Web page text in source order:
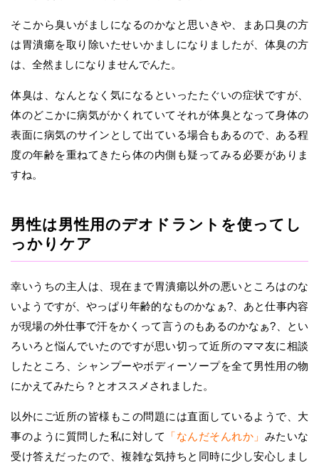
そこから臭いがましになるのかなと思いきや、まあ口臭の方
は胃潰瘍を取り除いたせいかましになりましたが、体臭の方
は、全然ましになりませんでんた。
体臭は、なんとなく気になるといったたぐいの症状ですが、
体のどこかに病気がかくれていてそれが体臭となって身体の
表面に病気のサインとして出ている場合もあるので、ある程
度の年齢を重ねてきたら体の内側も疑ってみる必要がありま
すね。
男性は男性用のデオドラントを使ってし
っかりケア
幸いうちの主人は、現在まで胃潰瘍以外の悪いところはのな
いようですが、やっぱり年齢的なものかなぁ?、あと仕事内容
が現場の外仕事で汗をかくって言うのもあるのかなぁ?、とい
ろいろと悩んでいたのですが思い切って近所のママ友に相談
したところ、シャンプーやボディーソープを全て男性用の物
にかえてみたら？とオススメされました。
以外にご近所の皆様もこの問題には直面しているようで、大
事のように質問した私に対して
「なんだそんれか」 みたいな
受け答えだったので、複雑な気持ちと同時に少し安心しまし